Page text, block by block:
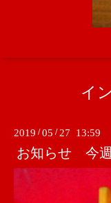
イ
2019 /05 / 27 13:59
お知らせ 今